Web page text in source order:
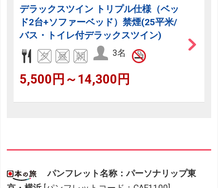
デラックスツイン トリプル仕様（ベッ
ド2台+ソファーベッド）禁煙(25平米/
バス・トイレ付デラックスツイン)
3名
5,500円～14,300円
パンフレット名称：パーソナリップ東